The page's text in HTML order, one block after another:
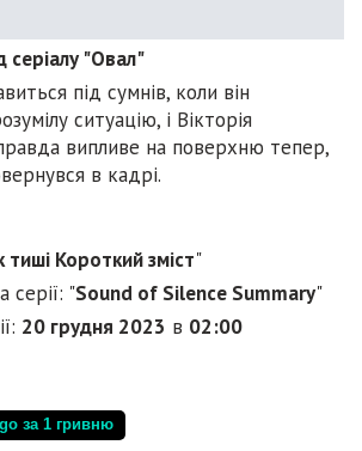
"Овал"
під сумнів, коли він
ситуацію, і Вікторія
випливе на поверхню тепер,
в кадрі.
тиші Короткий зміст"
серії: "Sound of Silence Summary"
20 грудня 2023 в 02:00
за 1 гривню